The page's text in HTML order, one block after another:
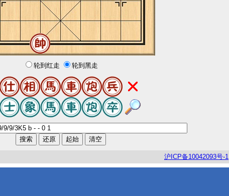
轮到红走 轮到黑走
沪 ICP备10042093号-1